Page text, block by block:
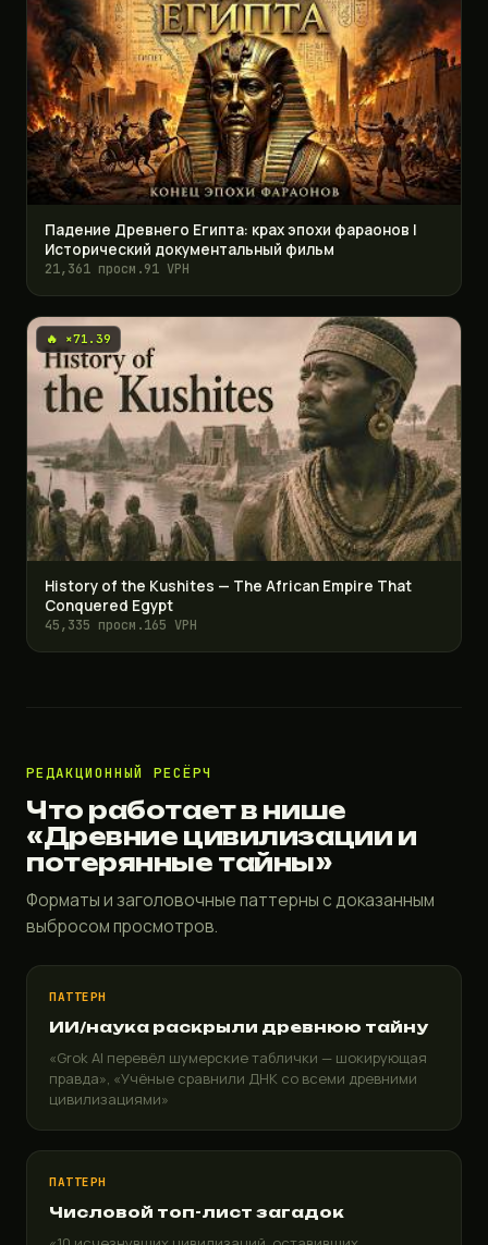
Падение Древнего Египта: крах эпохи фараонов |
Исторический документальный фильм
21,361 просм.91 VPH
🔥 ×71.39
History of the Kushites — The African Empire That
Conquered Egypt
45,335 просм.165 VPH
РЕДАКЦИОННЫЙ РЕСЁРЧ
Что работает в нише
«Древние цивилизации и
потерянные тайны»
Форматы и заголовочные паттерны с доказанным
выбросом просмотров.
ПАТТЕРН
ИИ/наука раскрыли древнюю тайну
«Grok AI перевёл шумерские таблички — шокирующая
правда», «Учёные сравнили ДНК со всеми древними
цивилизациями»
ПАТТЕРН
Числовой топ-лист загадок